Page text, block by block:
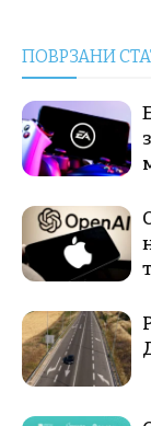
ПОВРЗАНИ